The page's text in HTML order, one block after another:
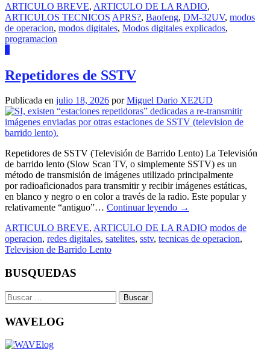
ARTICULO BREVE, ARTICULO DE LA RADIO,
ARTICULOS TECNICOS APRS?, Baofeng, DM-32UV, modos
de operacion, modos digitales, Modos digitales explicados,
programacion
Repetidores de SSTV
Publicada en julio 18, 2026 porMiguel Dario XE2UD
Repetidores de SSTV (Televisión de Barrido Lento) La Televisión
de barrido lento (Slow Scan TV, o simplemente SSTV) es un
método de transmisión de imágenes utilizado principalmente
por radioaficionados para transmitir y recibir imágenes estáticas,
en blanco y negro o en color a través de la radio. Este popular y
relativamente “antiguo”… Continuar leyendo →
ARTICULO BREVE, ARTICULO DE LA RADIO modos de
operacion, redes digitales, satelites, sstv, tecnicas de operacion,
Television de Barrido Lento
BUSQUEDAS
Buscar:
WAVELOG